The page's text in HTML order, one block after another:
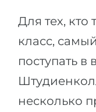
Для тех, кто
класс,
поступать в
несколько